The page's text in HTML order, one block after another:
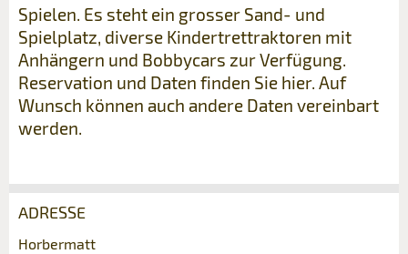
Spielen. Es steht ein grosser Sand- und
Spielplatz, diverse Kindertrettraktoren mit
Anhängern und Bobbycars zur Verfügung.
Reservation und Daten finden Sie hier. Auf
Wunsch können auch andere Daten vereinbart
werden.
Anzeige beanstanden
Anzeige weiterempfehlen
ADRESSE
Horbermatt